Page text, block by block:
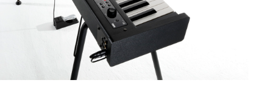
Soporte
Localizador de Tiendas